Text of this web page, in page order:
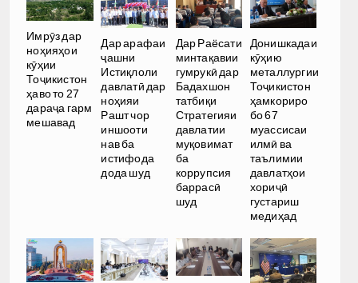
Имрӯз дар
ноҳияҳои
кӯҳии
Тоҷикистон
ҳаво то 27
дараҷа гарм
мешавад
Дар арафаи
ҷашни
Истиқлоли
давлатӣ дар
ноҳияи
Рашт чор
иншооти
нав ба
истифода
дода шуд
Дар Раёсати
минтақавии
гумрукӣ дар
Бадахшон
татбиқи
Стратегияи
давлатии
муқовимат
ба
коррупсия
баррасӣ
шуд
Донишкадаи
кӯҳию
металлургии
Тоҷикистон
ҳамкориро
бо 67
муассисаи
илмӣ ва
таълимии
давлатҳои
хориҷӣ
густариш
медиҳад